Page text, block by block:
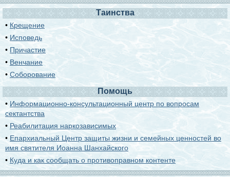
Таинства
• Крещение
• Исповедь
• Причастие
• Венчание
•Соборование
Помощь
• Информационно-консультационный центр по вопросам
сектантства
• Реабилитация наркозависимых
• Епархиальный Центр защиты жизни и семейных ценностей во
имя святителя Иоанна Шанхайского
• Куда и как сообщать о противоправном контенте